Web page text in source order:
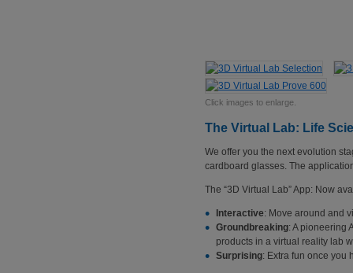
Click images to enlarge.
The Virtual Lab: Life
We offer you the next evolution
cardboard glasses. The
The “3D Virtual Lab” App: Now
Interactive: Move around and
Groundbreaking: A pioneering
products in a virtual reality lab
Surprising: Extra fun once you